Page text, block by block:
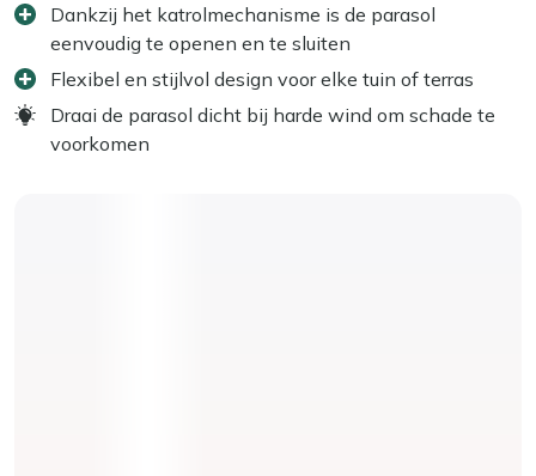
Dankzij het katrolmechanisme is de parasol
eenvoudig te openen en te sluiten
Flexibel en stijlvol design voor elke tuin of terras
Draai de parasol dicht bij harde wind om schade te
voorkomen